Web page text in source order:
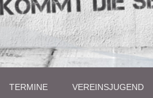
TERMINE VEREINSJUGEND